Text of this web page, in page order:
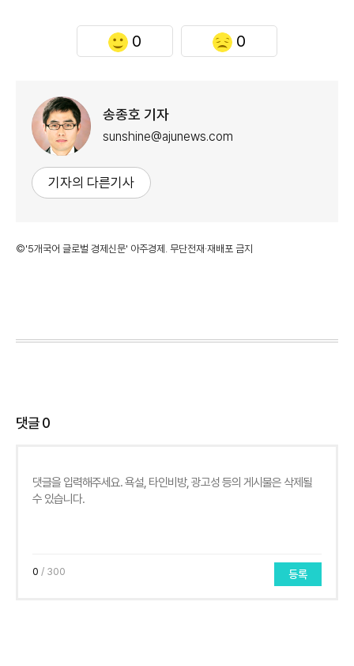
0 0
송종호 기자
sunshine@ajunews.com
기자의 다른기사
©'5개국어 글로벌 경제신문' 아주경제. 무단전재·재배포 금지
댓글0
0 / 300 등록